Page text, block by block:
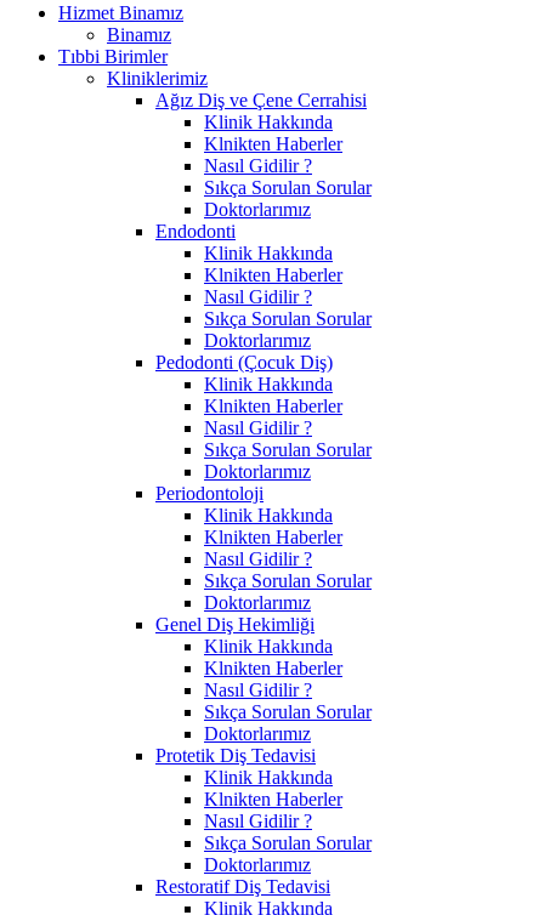
Hizmet Binamız
Binamız
Tıbbi Birimler
Kliniklerimiz
Ağız Diş ve Çene Cerrahisi
Klinik Hakkında
Klnikten Haberler
Nasıl Gidilir ?
Sıkça Sorulan Sorular
Doktorlarımız
Endodonti
Klinik Hakkında
Klnikten Haberler
Nasıl Gidilir ?
Sıkça Sorulan Sorular
Doktorlarımız
Pedodonti (Çocuk Diş)
Klinik Hakkında
Klnikten Haberler
Nasıl Gidilir ?
Sıkça Sorulan Sorular
Doktorlarımız
Periodontoloji
Klinik Hakkında
Klnikten Haberler
Nasıl Gidilir ?
Sıkça Sorulan Sorular
Doktorlarımız
Genel Diş Hekimliği
Klinik Hakkında
Klnikten Haberler
Nasıl Gidilir ?
Sıkça Sorulan Sorular
Doktorlarımız
Protetik Diş Tedavisi
Klinik Hakkında
Klnikten Haberler
Nasıl Gidilir ?
Sıkça Sorulan Sorular
Doktorlarımız
Restoratif Diş Tedavisi
Klinik Hakkında